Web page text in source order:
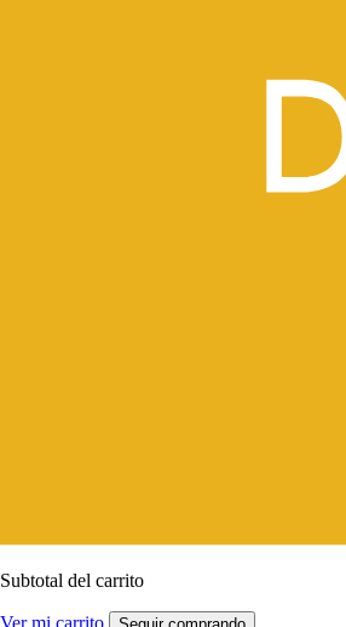
Subtotal del carrito
Ver mi carrito